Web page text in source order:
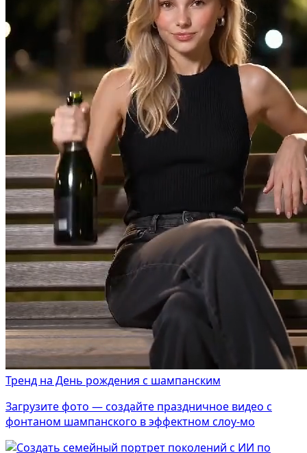
Тренд на День рождения с шампанским
Загрузите фото — создайте праздничное видео с
фонтаном шампанского в эффектном слоу-мо